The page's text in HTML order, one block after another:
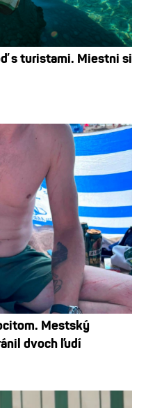
s turistami. Miestni si
Mestský
dvoch ľudí